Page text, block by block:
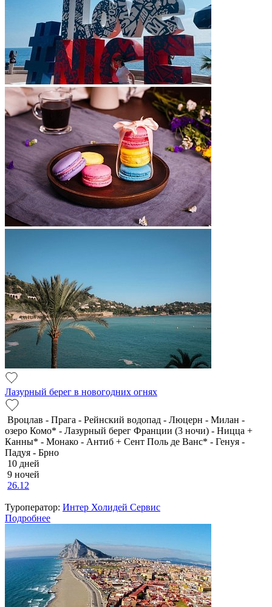
Лазурный берег в новогодних огнях
Вроцлав - Прага - Рейнский водопад - Люцерн - Милан -
озеро Комо* - Лазурный берег Франции (3 ночи) - Ницца +
Канны* - Монако - Антиб + Сент Поль де Ванс* - Генуя -
Падуя - Брно
10 дней
9 ночей
26.12
Туроператор: Интер Холидей Сервис
Подробнее